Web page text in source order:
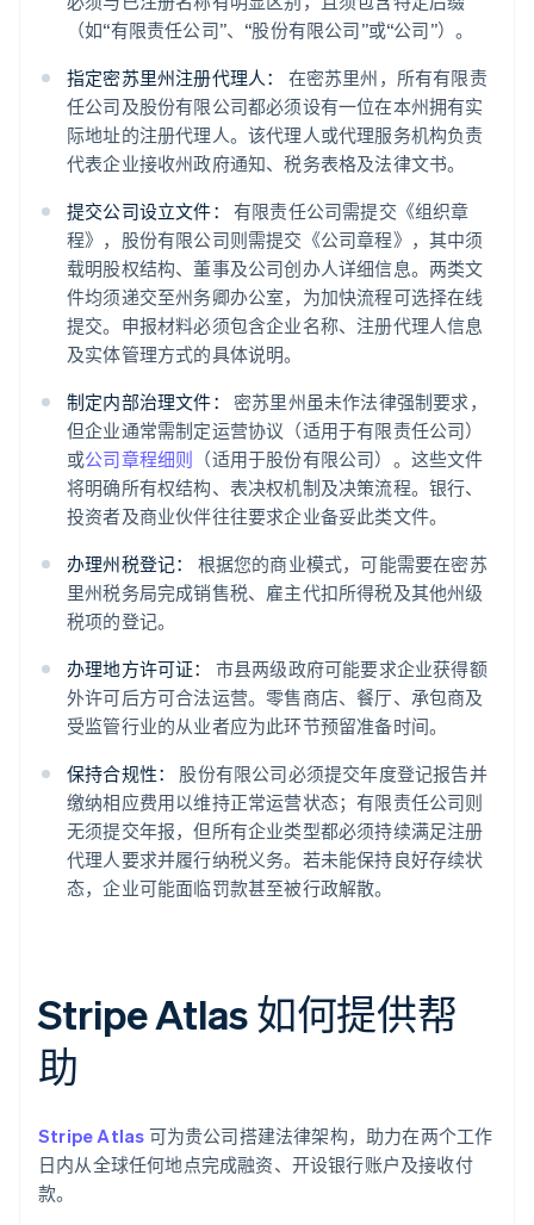
（如“有限责任公司”、“股份有限公司”或“公司”）。
指定密苏里州注册代理人：
在密苏里州，所有有限责
任公司及股份有限公司都必须设有一位在本州拥有实
际地址的注册代理人。该代理人或代理服务机构负责
代表企业接收州政府通知、税务表格及法律文书。
提交公司设立文件：
有限责任公司需提交《组织章
程》，股份有限公司则需提交《公司章程》，其中须
载明股权结构、董事及公司创办人详细信息。两类文
件均须递交至州务卿办公室，为加快流程可选择在线
提交。申报材料必须包含企业名称、注册代理人信息
及实体管理方式的具体说明。
制定内部治理文件：
密苏里州虽未作法律强制要求，
但企业通常需制定运营协议（适用于有限责任公司）
或公司章程细则 （适用于股份有限公司）。这些文件
将明确所有权结构、表决权机制及决策流程。银行、
投资者及商业伙伴往往要求企业备妥此类文件。
办理州税登记：
根据您的商业模式，可能需要在密苏
里州税务局完成销售税、雇主代扣所得税及其他州级
税项的登记。
办理地方许可证：
市县两级政府可能要求企业获得额
外许可后方可合法运营。零售商店、餐厅、承包商及
受监管行业的从业者应为此环节预留准备时间。
保持合规性：
股份有限公司必须提交年度登记报告并
缴纳相应费用以维持正常运营状态；有限责任公司则
无须提交年报，但所有企业类型都必须持续满足注册
代理人要求并履行纳税义务。若未能保持良好存续状
态，企业可能面临罚款甚至被行政解散。
Stripe Atlas 如何提供帮
助
Stripe Atlas 可为贵公司搭建法律架构，助力在两个工作
日内从全球任何地点完成融资、开设银行账户及接收付
款。